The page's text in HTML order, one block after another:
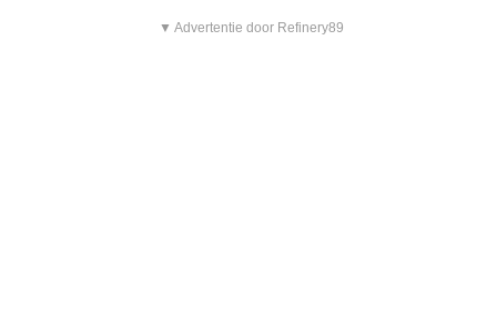
▼ Advertentie door Refinery89